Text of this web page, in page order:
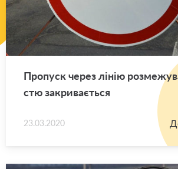
Про­пуск через лінію
стю за­кри­ва­є­ться
23.03.2020